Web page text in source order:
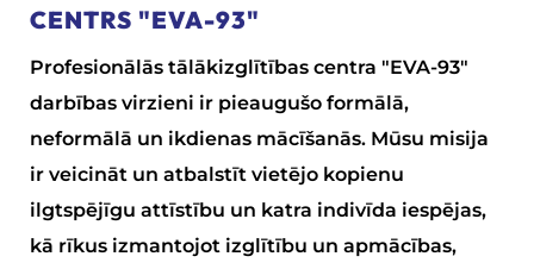
CENTRS "EVA-93"
Profesionālās tālākizglītības centra "EVA-93"
darbības virzieni ir pieaugušo formālā,
neformālā un ikdienas mācīšanās. Mūsu misija
ir veicināt un atbalstīt vietējo kopienu
ilgtspējīgu attīstību un katra indivīda iespējas,
kā rīkus izmantojot izglītību un apmācības,